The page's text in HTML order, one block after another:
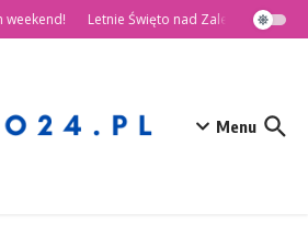
weekend! Letnie Święto nad Zalewem Słup
Menu